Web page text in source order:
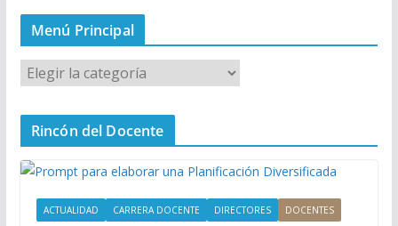
Menú Principal
M
e
n
P
Rincón del Docente
ACTUALIDAD CARRERA DOCENTE DIRECTORES DOCENTES